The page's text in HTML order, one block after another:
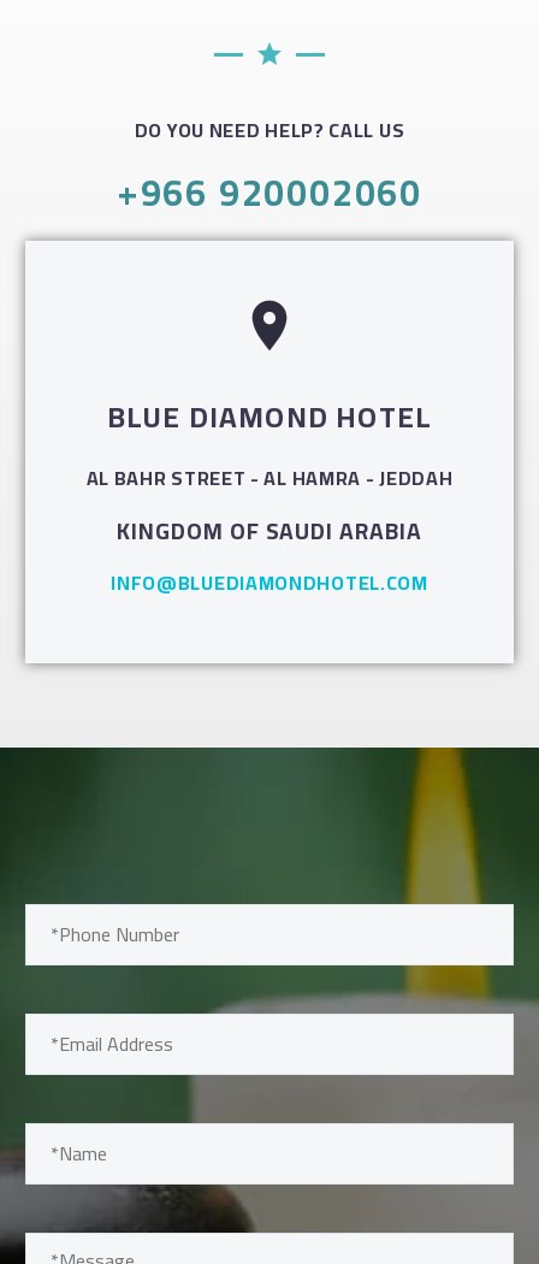
DO YOU NEED HELP? CALL US
+966 920002060
BLUE DIAMOND HOTEL
AL BAHR STREET - AL HAMRA - JEDDAH
KINGDOM OF SAUDI ARABIA
INFO@BLUEDIAMONDHOTEL.COM